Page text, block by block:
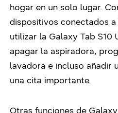
hogar en un solo lugar.
dispositivos conectados
utilizar la Galaxy Tab S10
apagar la aspiradora,
lavadora e incluso añadir
una cita importante.
Otras funciones de